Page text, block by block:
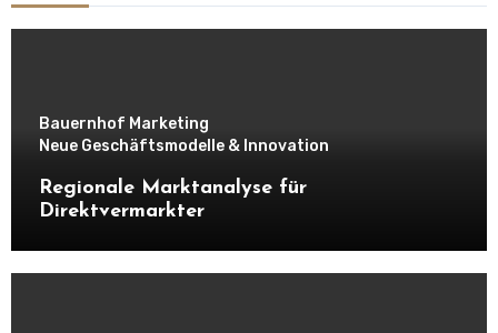
Bauernhof Marketing
Neue Geschäftsmodelle & Innovation
Regionale Marktanalyse für
Direktvermarkter